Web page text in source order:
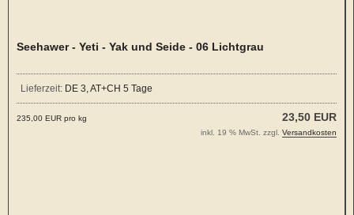
Seehawer - Yeti - Yak und Seide - 06 Lichtgrau
Lieferzeit: DE 3, AT+CH 5 Tage
23,50 EUR
235,00 EUR pro kg
inkl. 19 % MwSt. zzgl. Versandkosten